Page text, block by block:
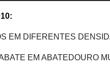
EM DIFERENTES
EM ABATEDOURO